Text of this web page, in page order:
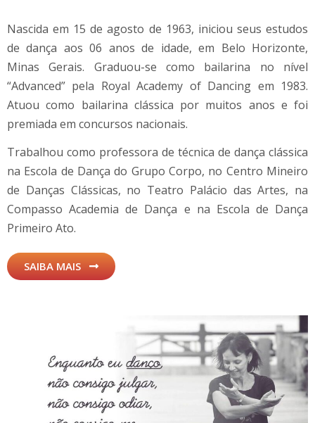
Nascida em 15 de agosto de 1963, iniciou seus estudos
de dança aos 06 anos de idade, em Belo Horizonte,
Minas Gerais. Graduou-se como bailarina no nível
“Advanced” pela Royal Academy of Dancing em 1983.
Atuou como bailarina clássica por muitos anos e foi
premiada em concursos nacionais.
Trabalhou como professora de técnica de dança clássica
na Escola de Dança do Grupo Corpo, no Centro Mineiro
de Danças Clássicas, no Teatro Palácio das Artes, na
Compasso Academia de Dança e na Escola de Dança
Primeiro Ato.
SAIBA MAIS